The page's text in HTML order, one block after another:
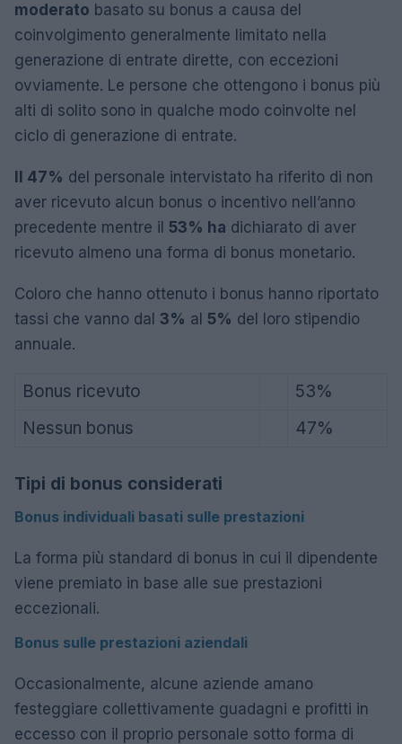
moderato basato su bonus a causa del
coinvolgimento generalmente limitato nella
generazione di entrate dirette, con eccezioni
ovviamente. Le persone che ottengono i bonus più
alti di solito sono in qualche modo coinvolte nel
ciclo di generazione di entrate.
Il 47% del personale intervistato ha riferito di non
aver ricevuto alcun bonus o incentivo nell’anno
precedente mentre il 53% ha dichiarato di aver
ricevuto almeno una forma di bonus monetario.
Coloro che hanno ottenuto i bonus hanno riportato
tassi che vanno dal 3% al 5% del loro stipendio
annuale.
Bonus ricevuto
53%
Nessun bonus
47%
Tipi di bonus considerati
Bonus individuali basati sulle prestazioni
La forma più standard di bonus in cui il dipendente
viene premiato in base alle sue prestazioni
eccezionali.
Bonus sulle prestazioni aziendali
Occasionalmente, alcune aziende amano
festeggiare collettivamente guadagni e profitti in
eccesso con il proprio personale sotto forma di